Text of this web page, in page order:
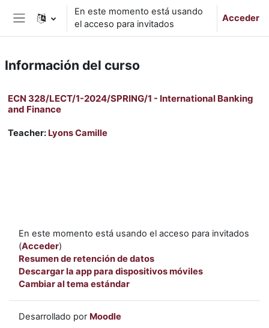
Salta al contenido principal
Panel lateral
En este momento está usando
el acceso para invitados
Acceder
Información del curso
ECN 328/LECT/1-2024/SPRING/1 - International Banking
and Finance
Teacher: Lyons Camille
En este momento está usando el acceso para invitados
(Acceder)
Resumen de retención de datos
Descargar la app para dispositivos móviles
Cambiar al tema estándar
Desarrollado por Moodle